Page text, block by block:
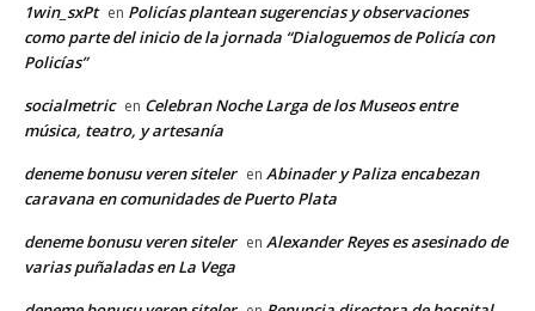
1win_sxPt en Policías plantean sugerencias y observaciones
como parte del inicio de la jornada “Dialoguemos de Policía con
Policías”
socialmetric en Celebran Noche Larga de los Museos entre
música, teatro, y artesanía
deneme bonusu veren siteler en Abinader y Paliza encabezan
caravana en comunidades de Puerto Plata
deneme bonusu veren siteler en Alexander Reyes es asesinado de
varias puñaladas en La Vega